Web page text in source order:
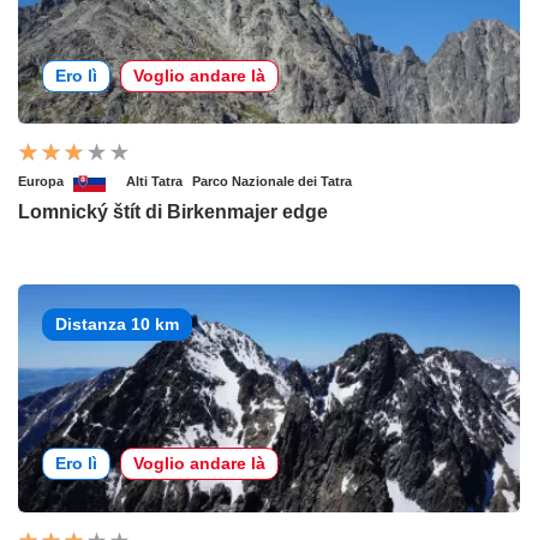
Ero lì Voglio andare là
Europa Alti Tatra Parco Nazionale dei Tatra
Lomnický štít di Birkenmajer edge
Distanza 10 km
Ero lì Voglio andare là